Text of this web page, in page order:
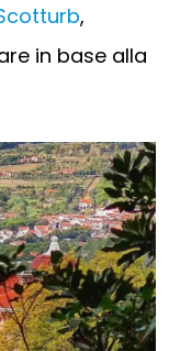
,
in base alla